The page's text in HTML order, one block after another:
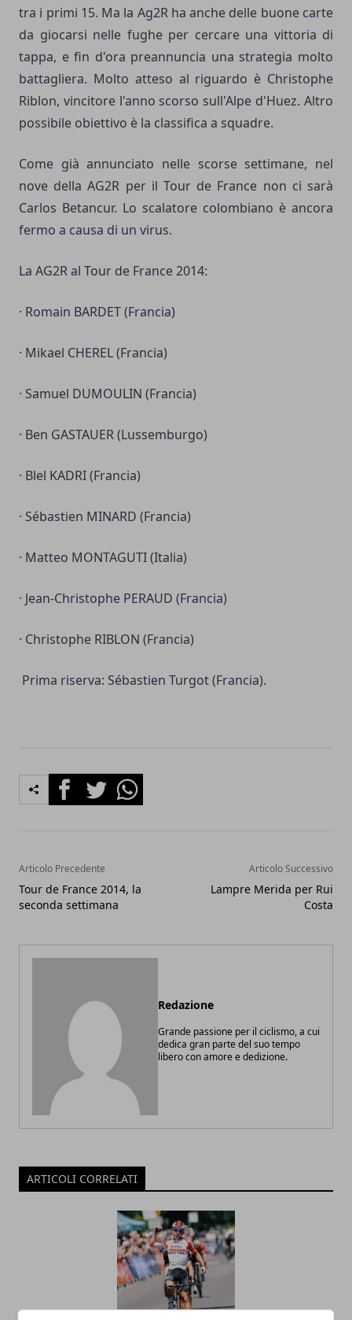
tra i primi 15. Ma la Ag2R ha anche delle buone carte
da giocarsi nelle fughe per cercare una vittoria di
tappa, e fin d'ora preannuncia una strategia molto
battagliera. Molto atteso al riguardo è Christophe
Riblon, vincitore l'anno scorso sull'Alpe d'Huez. Altro
possibile obiettivo è la classifica a squadre.
Come già annunciato nelle scorse settimane, nel
nove della AG2R per il Tour de France non ci sarà
Carlos Betancur. Lo scalatore colombiano è ancora
fermo a causa di un virus.
La AG2R al Tour de France 2014:
· Romain BARDET (Francia)
· Mikael CHEREL (Francia)
· Samuel DUMOULIN (Francia)
· Ben GASTAUER (Lussemburgo)
· Blel KADRI (Francia)
· Sébastien MINARD (Francia)
· Matteo MONTAGUTI (Italia)
· Jean-Christophe PERAUD (Francia)
· Christophe RIBLON (Francia)
Prima riserva: Sébastien Turgot (Francia).
FacebookTwitterWhatsapp
Articolo Precedente
Tour de France 2014, la
seconda settimana
Articolo Successivo
Lampre Merida per Rui
Costa
Redazione
Grande passione per il ciclismo, a cui
dedica gran parte del suo tempo
libero con amore e dedizione.
ARTICOLI CORRELATI